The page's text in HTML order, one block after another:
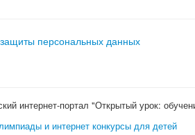
персональных данных
интернет-портал "Открытый урок:
и интернет конкурсы для детей